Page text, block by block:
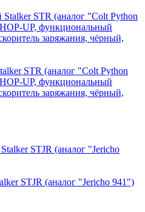
STR (аналог "Colt Python
UP, функциональный
заряжания, чёрный,
STJR (аналог "Jericho 941")